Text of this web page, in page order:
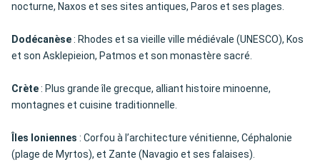
nocturne, Naxos et ses sites antiques, Paros et ses plages.
Dodécanèse: Rhodes et sa vieille ville médiévale (UNESCO), Kos
et son Asklepieion, Patmos et son monastère sacré.
Crète: Plus grande île grecque, alliant histoire minoenne,
montagnes et cuisine traditionnelle.
Îles Ioniennes : Corfou à l’architecture vénitienne, Céphalonie
(plage de Myrtos), et Zante (Navagio et ses falaises).